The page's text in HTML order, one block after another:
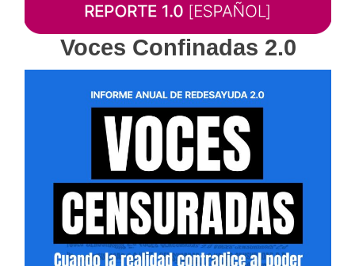
Voces Confinadas 2.0